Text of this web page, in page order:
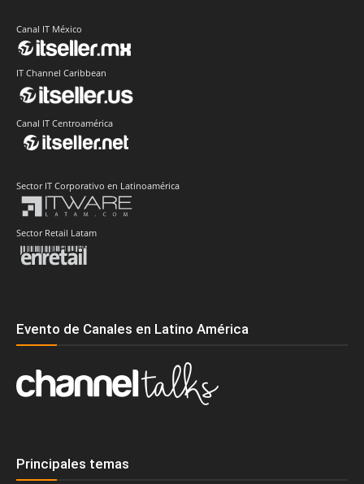
Canal IT México
IT Channel Caribbean
Canal IT Centroamérica
Sector IT Corporativo en Latinoamérica
Sector Retail Latam
Evento de Canales en Latino América
Principales temas